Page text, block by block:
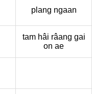
plang ngaan
tam hâi râang gai
on ae